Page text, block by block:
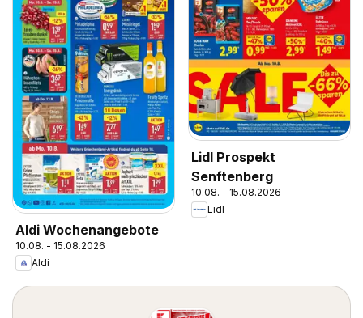
Aldi Wochenangebote
10.08. - 15.08.2026
Aldi
Lidl Prospekt
Senftenberg
10.08. - 15.08.2026
Lidl